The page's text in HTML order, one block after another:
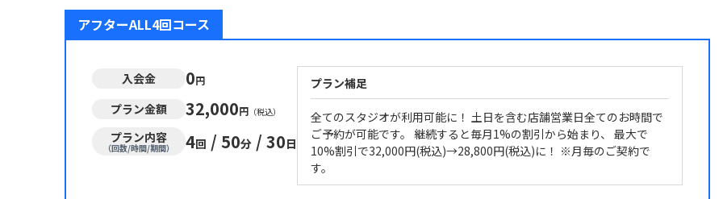
アフターALL4回コース
入会金 0円
プラン金額 32,000円 （税込）
プラン内容
（回数/時間/期間） 4回 / 50分 / 30日
プラン補足
全てのスタジオが利用可能に！ 土日を含む店舗営業日全てのお時間で
ご予約が可能です。 継続すると毎月1%の割引から始まり、 最大で
10%割引で32,000円(税込)→28,800円(税込)に！ ※月毎のご契約で
す。